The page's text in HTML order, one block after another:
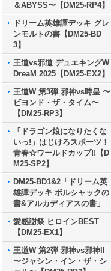
＆ABYSS〜【DM25-RP4】
ドリーム英雄譚デッキ グレ
ンモルトの書【DM25-BD
3】
王道vs邪道 デュエキングW
DreaM 2025【DM25-EX2】
王道W 第3弾 邪神vs時皇 〜
ビヨンド・ザ・タイム〜
【DM25-RP3】
「ドラゴン娘になりたくな
いっ!」はじけろスポーツ！
青春☆ワールドカップ!!【D
M25-SP2】
DM25-BD1&2「ドリーム英
雄譚デッキ ボルシャックの
書&アルカディアスの書」
愛感謝祭 ヒロインBEST
【DM25-EX1】
王道W 第2弾 邪神vs邪神II
〜ジャシン・イン・ザ・シ